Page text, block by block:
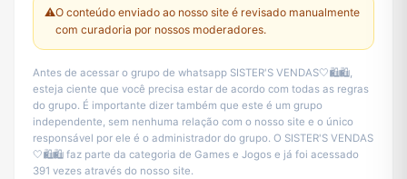
⚠️O conteúdo enviado ao nosso site é revisado manualmente
com curadoria por nossos moderadores.
Antes de acessar o grupo de whatsapp SISTER'S VENDAS🤍🛍🛍,
esteja ciente que você precisa estar de acordo com todas as regras
do grupo. É importante dizer também que este é um grupo
independente, sem nenhuma relação com o nosso site e o único
responsável por ele é o administrador do grupo. O SISTER'S VENDAS
🤍🛍🛍 faz parte da categoria de Games e Jogos e já foi acessado
391 vezes através do nosso site.